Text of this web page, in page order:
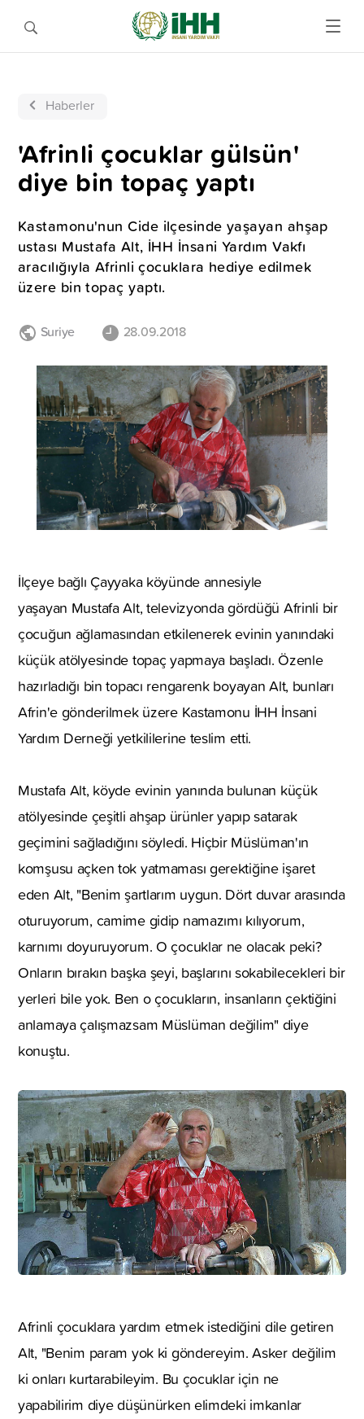
Haberler
'Afrinli çocuklar gülsün'
diye bin topaç yaptı
Kastamonu'nun Cide ilçesinde yaşayan ahşap
ustası Mustafa Alt, İHH İnsani Yardım Vakfı
aracılığıyla Afrinli çocuklara hediye edilmek
üzere bin topaç yaptı.
Suriye 28.09.2018
İlçeye bağlı Çayyaka köyünde annesiyle
yaşayan Mustafa Alt, televizyonda gördüğü Afrinli bir
çocuğun ağlamasından etkilenerek evinin yanındaki
küçük atölyesinde topaç yapmaya başladı. Özenle
hazırladığı bin topacı rengarenk boyayan Alt, bunları
Afrin'e gönderilmek üzere Kastamonu İHH İnsani
Yardım Derneği yetkililerine teslim etti.
Mustafa Alt, köyde evinin yanında bulunan küçük
atölyesinde çeşitli ahşap ürünler yapıp satarak
geçimini sağladığını söyledi. Hiçbir Müslüman'ın
komşusu açken tok yatmaması gerektiğine işaret
eden Alt, "Benim şartlarım uygun. Dört duvar arasında
oturuyorum, camime gidip namazımı kılıyorum,
karnımı doyuruyorum. O çocuklar ne olacak peki?
Onların bırakın başka şeyi, başlarını sokabilecekleri bir
yerleri bile yok. Ben o çocukların, insanların çektiğini
anlamaya çalışmazsam Müslüman değilim" diye
konuştu.
Afrinli çocuklara yardım etmek istediğini dile getiren
Alt, "Benim param yok ki göndereyim. Asker değilim
ki onları kurtarabileyim. Bu çocuklar için ne
yapabilirim diye düşünürken elimdeki imkanlar